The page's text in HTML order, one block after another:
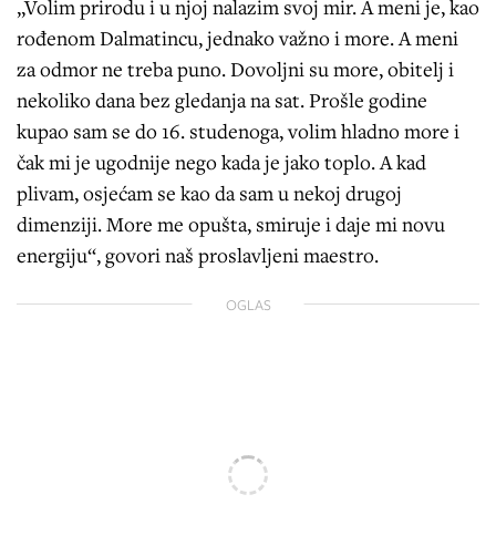
„Volim prirodu i u njoj nalazim svoj mir. A meni je, kao
rođenom Dalmatincu, jednako važno i more. A meni
za odmor ne treba puno. Dovoljni su more, obitelj i
nekoliko dana bez gledanja na sat. Prošle godine
kupao sam se do 16. studenoga, volim hladno more i
čak mi je ugodnije nego kada je jako toplo. A kad
plivam, osjećam se kao da sam u nekoj drugoj
dimenziji. More me opušta, smiruje i daje mi novu
energiju“, govori naš proslavljeni maestro.
OGLAS